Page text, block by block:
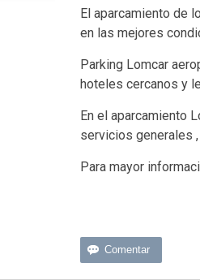
El aparcamiento de
en las mejores
Parking Lomcar
hoteles cercanos y
En el aparcamiento
servicios generales
Para mayor